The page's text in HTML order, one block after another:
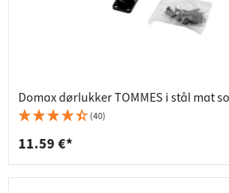
Domax dørlukker TOMMES i stål mat
(40)
11.59 €*